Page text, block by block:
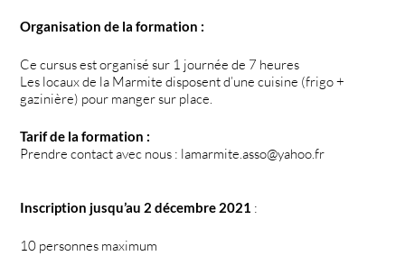
Organisation de la formation :
Ce cursus est organisé sur 1 journée de 7 heures
Les locaux de la Marmite disposent d’une cuisine (frigo +
gazinière) pour manger sur place.
Tarif de la formation :
Prendre contact avec nous : lamarmite.asso@yahoo.fr
Inscription jusqu’au 2 décembre 2021 :
10 personnes maximum